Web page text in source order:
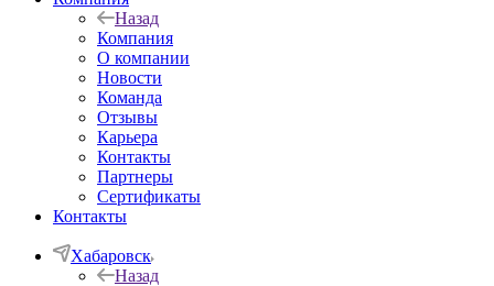
Назад
Компания
О компании
Новости
Команда
Отзывы
Карьера
Контакты
Партнеры
Сертификаты
Контакты
Хабаровск
Назад